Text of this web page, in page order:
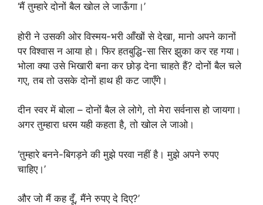
‘मैं तुम्हारे दोनों बैल खोल ले जाऊँगा।’
होरी ने उसकी ओर विस्मय-भरी आँखों से देखा, मानो अपने कानों
पर विश्वास न आया हो। फिर हतबुद्धि-सा सिर झुका कर रह गया।
भोला क्या उसे भिखारी बना कर छोड़ देना चाहते हैं? दोनों बैल चले
गए, तब तो उसके दोनों हाथ ही कट जाएँगे।
दीन स्वर में बोला – दोनों बैल ले लोगे, तो मेरा सर्वनास हो जायगा।
अगर तुम्हारा धरम यही कहता है, तो खोल ले जाओ।
‘तुम्हारे बनने-बिगड़ने की मुझे परवा नहीं है। मुझे अपने रुपए
चाहिए।’
और जो मैं कह दूँ, मैंने रुपए दे दिए?’